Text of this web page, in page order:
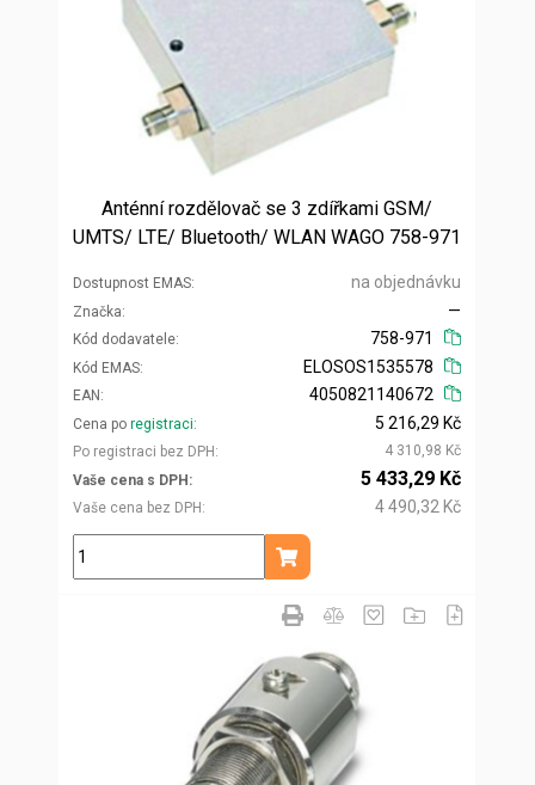
Anténní rozdělovač se 3 zdířkami GSM/
UMTS/ LTE/ Bluetooth/ WLAN WAGO 758-971
Dostupnost EMAS na objednávku
Značka
Kód dodavatele
—
758-971
Kód EMAS
EAN
ELOSOS1535578
4050821140672
Cena po registraci
Po registraci bez DPH
5 216,29 Kč
4 310,98 Kč
Vaše cena s DPH
Vaše cena bez DPH
5 433,29 Kč
4 490,32 Kč
ks
Přidat do košíku